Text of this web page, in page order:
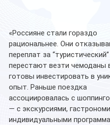
«Россияне стали гораздо
рациональнее. Они
переплат за
перестают везти чемоданы
готовы инвестировать в
опыт. Раньше поездка
ассоциировалась с
— с экскурсиями,
индивидуальными